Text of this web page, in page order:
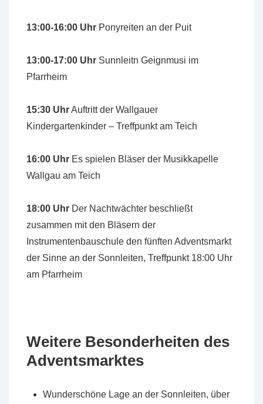
13:00-16:00 Uhr Ponyreiten an der Puit
13:00-17:00 Uhr Sunnleitn Geignmusi im
Pfarrheim
15:30 UhrAuftritt der Wallgauer
Kindergartenkinder – Treffpunkt am Teich
16:00 Uhr Es spielen Bläser der Musikkapelle
Wallgau am Teich
18:00 Uhr Der Nachtwächter beschließt
zusammen mit den Bläsern der
Instrumentenbauschule den fünften Adventsmarkt
der Sinne an der Sonnleiten, Treffpunkt 18:00 Uhr
am Pfarrheim
Weitere Besonderheiten des
Adventsmarktes
Wunderschöne Lage an der Sonnleiten, über